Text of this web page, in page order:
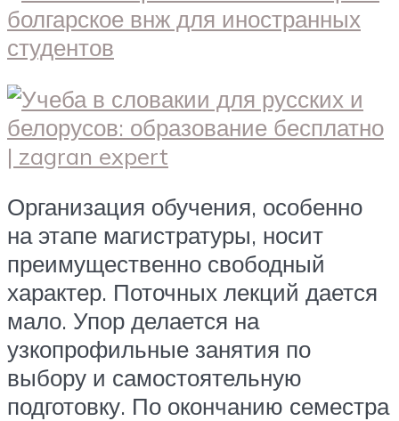
Организация обучения, особенно
на этапе магистратуры, носит
преимущественно свободный
характер. Поточных лекций дается
мало. Упор делается на
узкопрофильные занятия по
выбору и самостоятельную
подготовку. По окончанию семестра